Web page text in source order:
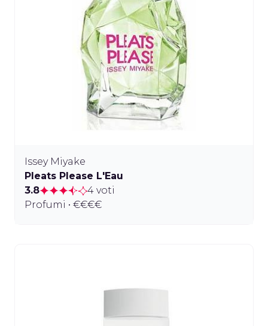
Issey Miyake
Pleats Please L'Eau
3.8
4 voti
Profumi • €€€€